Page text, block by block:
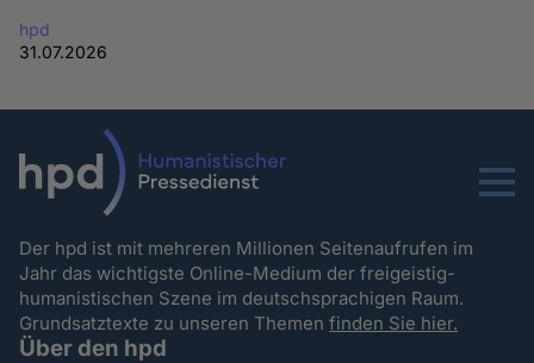
hpd
31.07.2026
Menu
Der hpd ist mit mehreren Millionen Seitenaufrufen im
Jahr das wichtigste Online-Medium der freigeistig-
humanistischen Szene im deutschsprachigen Raum.
Grundsatztexte zu unseren Themenfinden Sie hier.
Über den hpd